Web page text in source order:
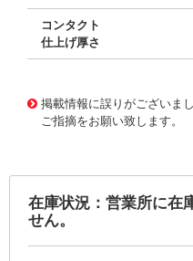
コンタクト
仕上げ厚さ
掲載情報に誤りがございま
ご指摘をお願い致します。
在庫状況：営業所に在
せん。